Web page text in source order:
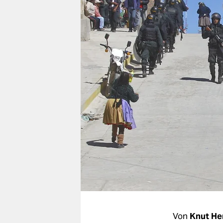
nord
wahrheit
verlag
verlag
veranstaltungen
shop
fragen & hilfe
unterstützen
Von Knut